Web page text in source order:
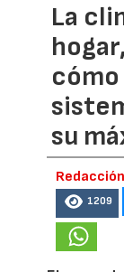
La
su
1209